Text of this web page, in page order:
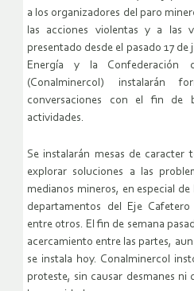
a los organizadores del paro
las acciones violentas y a las
presentado desde el pasado 17
Energía y la Confederación
(Conalminercol) instalarán
conversaciones con el fin de
actividades.
Se instalarán mesas de caracter
explorar soluciones a las
medianos mineros, en especial
departamentos del Eje
entre otros. El fin de semana
acercamiento entre las partes,
se instala hoy. Conalminercol
proteste, sin causar desmanes ni